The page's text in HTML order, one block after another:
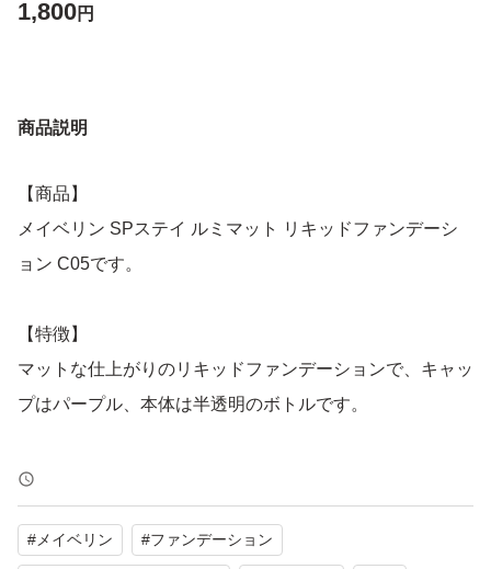
1,800円
商品説明
【商品】
メイベリン SPステイ ルミマット リキッドファンデーシ
ョン C05です。
【特徴】
マットな仕上がりのリキッドファンデーションで、キャッ
プはパープル、本体は半透明のボトルです。
【表記・型番】
SUPER STAY
MAYBELLINE NEW YORK
#メイベリン #ファンデーション